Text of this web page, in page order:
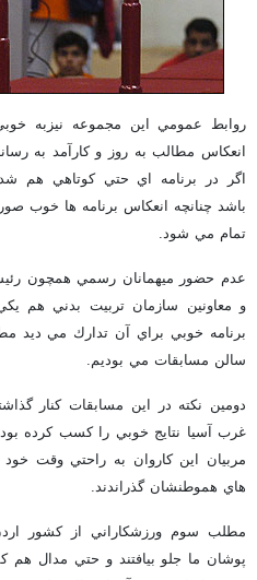
روابط عمومي اين مجموعه نيزبه
انعكاس مطالب به روز و كارآمد به
اگر در برنامه اي حتي كوتاهي هم
باشد چنانچه انعكاس برنامه ها خوب
تمام مي شود.
عدم حضور ميهمانان رسمي همچون
و معاونين سازمان تربيت بدني هم
برنامه خوبي براي آن تدارك مي ديد
سالن مسابقات مي بوديم.
دومين نكته در اين مسابقات كنار
غرب آسيا نتايج خوبي را كسب كرده
مربيان اين كاروان به راحتي وقت
هاي هموطنشان گذراندند.
مطلب سوم ورزشكاراني از كشور
پوشان ما جلو بيافتند و حتي مدال هم